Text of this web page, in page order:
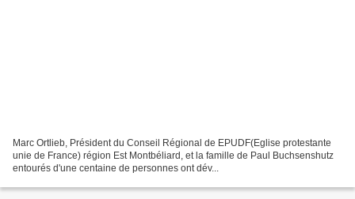
Marc Ortlieb, Président du Conseil Régional de EPUDF(Eglise protestante
unie de France) région Est Montbéliard, et la famille de Paul Buchsenshutz
entourés d'une centaine de personnes ont dév...